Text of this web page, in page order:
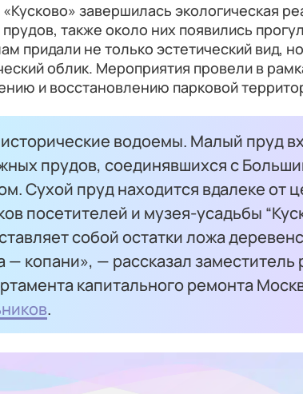
«Кусково» завершилась экологическая
также около них появились
придали не только эстетический вид,
облик. Мероприятия провели в
и восстановлению парковой
водоемы. Малый пруд
прудов, соединявшихся с
Сухой пруд находится вдалеке от
посетителей и музея-усадьбы
собой остатки ложа
— копани», — рассказал заместитель
капитального ремонта
.